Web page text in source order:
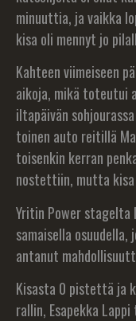
minuuttia, ja vaikka
kisa oli mennyt jo
Kahteen viimeiseen
aikoja, mikä toteutui
iltapäivän
toinen auto reitillä
toisenkin kerran
nostettiin, mutta
Yritin Power stagelta
samaisella
antanut
Kisasta 0 pistettä ja
rallin, Esapekka